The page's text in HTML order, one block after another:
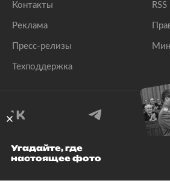
Контакты
Реклама
Пресс-релизы
Техподдержка
RSS
© 1999–2026 Все права
Угадайте, где
настоящее фото